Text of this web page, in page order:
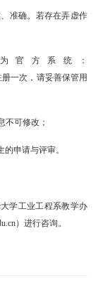
准确。若存在弄虚作
官方系统：
册一次，请妥善保管用
不可修改；
申请与评审。
学工业工程系教学办
）进行咨询。